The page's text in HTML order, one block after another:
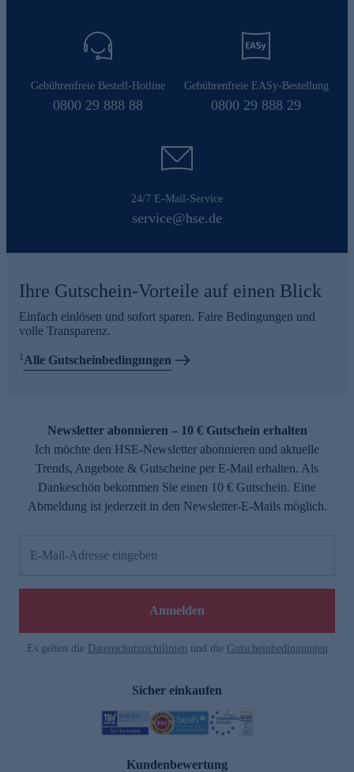
Gebührenfreie Bestell-Hotline
0800 29 888 88
Gebührenfreie EASy-Bestellung
0800 29 888 29
24/7 E-Mail-Service
service@hse.de
Ihre Gutschein-Vorteile auf einen Blick
Einfach einlösen und sofort sparen. Faire Bedingungen und
volle Transparenz.
1Alle Gutscheinbedingungen
Newsletter abonnieren – 10 € Gutschein erhalten
Ich möchte den HSE-Newsletter abonnieren und aktuelle
Trends, Angebote & Gutscheine per E-Mail erhalten. Als
Dankeschön bekommen Sie einen 10 € Gutschein. Eine
Abmeldung ist jederzeit in den Newsletter-E-Mails möglich.
E-Mail-Adresse eingeben
Anmelden
Es gelten die Datenschutzrichtlinien und die Gutscheinbedingungen
Sicher einkaufen
Kundenbewertung